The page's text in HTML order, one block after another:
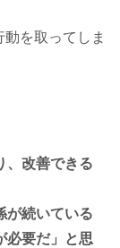
を取ってしま
、改善できる
が続いている
必要だ」と思